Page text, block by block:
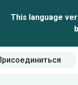
This language